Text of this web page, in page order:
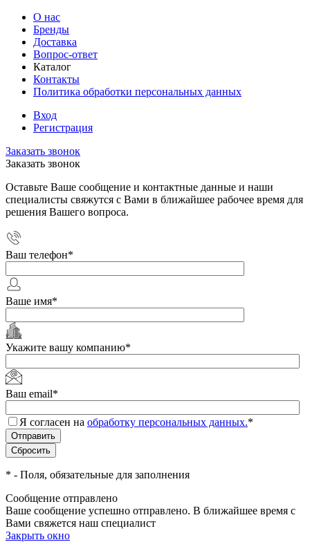
О нас
Бренды
Доставка
Вопрос-ответ
Каталог
Контакты
Политика обработки персональных данных
Вход
Регистрация
Заказать звонок
Заказать звонок
Оставьте Ваше сообщение и контактные данные и наши
специалисты свяжутся с Вами в ближайшее рабочее время для
решения Вашего вопроса.
Ваш телефон*
Ваше имя*
Укажите вашу компанию*
Ваш email*
Я согласен на обработку персональных данных.*
* - Поля, обязательные для заполнения
Сообщение отправлено
Ваше сообщение успешно отправлено. В ближайшее время с
Вами свяжется наш специалист
Закрыть окно